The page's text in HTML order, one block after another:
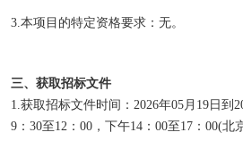
3.本项目的特定资格要求：无。
三、获取招标文件
1.获取招标文件时间： 2026年05月 19 日到
9：30至 12 ： 00 ，下午14：00至17：00(北